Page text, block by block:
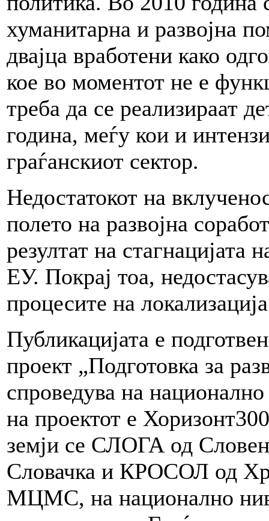
хуманитарна и развојна
двајца вработени како
кое во моментот не е
треба да се реализираат
година, меѓу кои и
граѓанскиот сектор.
Недостатокот на
полето на развојна
резултат на стагнацијата
ЕУ. Покрај тоа,
процесите на
Публикацијата е
проект „Подготовка за
спроведува на
на проектот е
земји се СЛОГА од
Словачка и КРОСОЛ од
МЦМС, на национално